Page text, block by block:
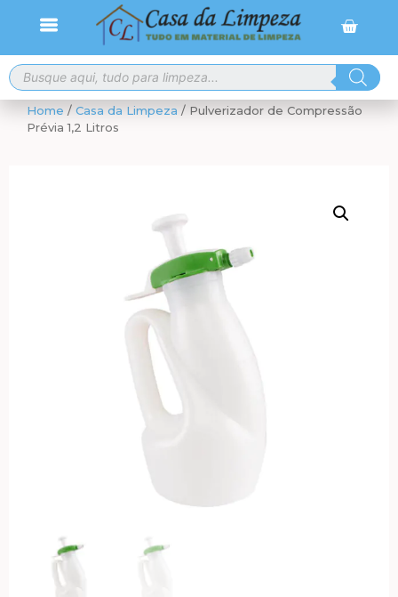
Frete grátis para compras a partir de R$ 300,00
Home / Casa da Limpeza / Pulverizador de Compressão
Prévia 1,2 Litros